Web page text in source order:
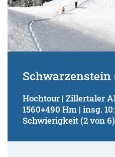
Schwarzenstein
Hochtour | Zillertaler
1560+490 Hm | insg.
Schwierigkeit (2 von 6)